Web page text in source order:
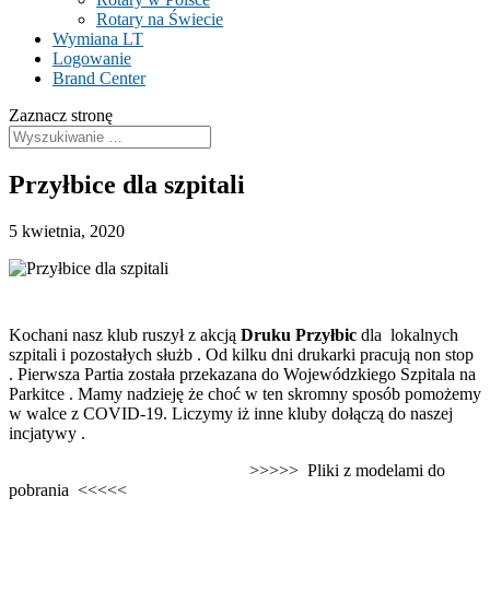
Rotary na Świecie
Wymiana LT
Logowanie
Brand Center
Zaznacz stronę
Przyłbice dla szpitali
5 kwietnia, 2020
Kochani nasz klub ruszył z akcją Druku Przyłbic dla lokalnych
szpitali i pozostałych służb . Od kilku dni drukarki pracują non stop
. Pierwsza Partia została przekazana do Wojewódzkiego Szpitala na
Parkitce . Mamy nadzieję że choć w ten skromny sposób pomożemy
w walce z COVID-19. Liczymy iż inne kluby dołączą do naszej
incjatywy .
>>>>> Pliki z modelami do
pobrania <<<<<